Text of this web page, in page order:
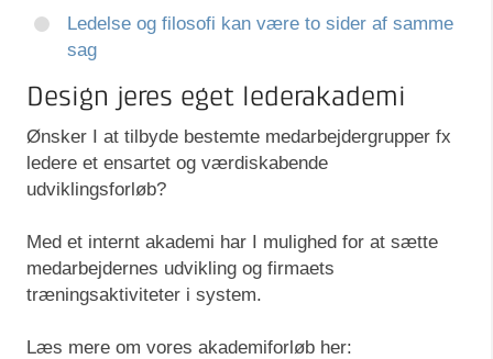
Ledelse og filosofi kan være to sider af samme
sag
Design jeres eget lederakademi
Ønsker I at tilbyde bestemte medarbejdergrupper fx
ledere et ensartet og værdiskabende
udviklingsforløb?
Med et internt akademi har I mulighed for at sætte
medarbejdernes udvikling og firmaets
træningsaktiviteter i system.
Læs mere om vores akademiforløb her: